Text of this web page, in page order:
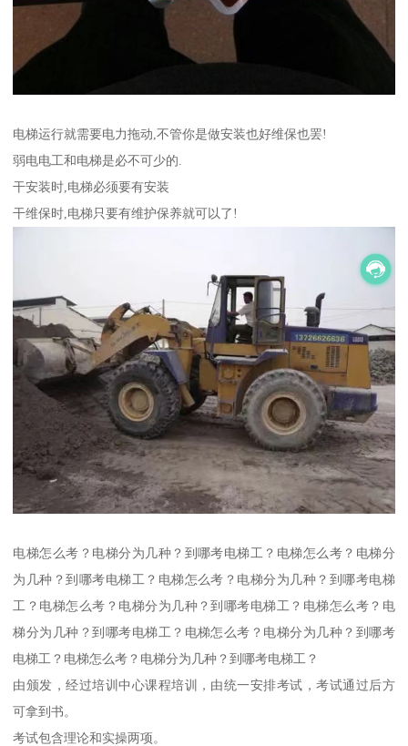
电梯运行就需要电力拖动,不管你是做安装也好维保也罢!
弱电电工和电梯是必不可少的.
干安装时,电梯必须要有安装
干维保时,电梯只要有维护保养就可以了!
电梯怎么考？电梯分为几种？到哪考电梯工？电梯怎么考？电梯分
为几种？到哪考电梯工？电梯怎么考？电梯分为几种？到哪考电梯
工？电梯怎么考？电梯分为几种？到哪考电梯工？电梯怎么考？电
梯分为几种？到哪考电梯工？电梯怎么考？电梯分为几种？到哪考
电梯工？电梯怎么考？电梯分为几种？到哪考电梯工？
由颁发，经过培训中心课程培训，由统一安排考试，考试通过后方
可拿到书。
考试包含理论和实操两项。